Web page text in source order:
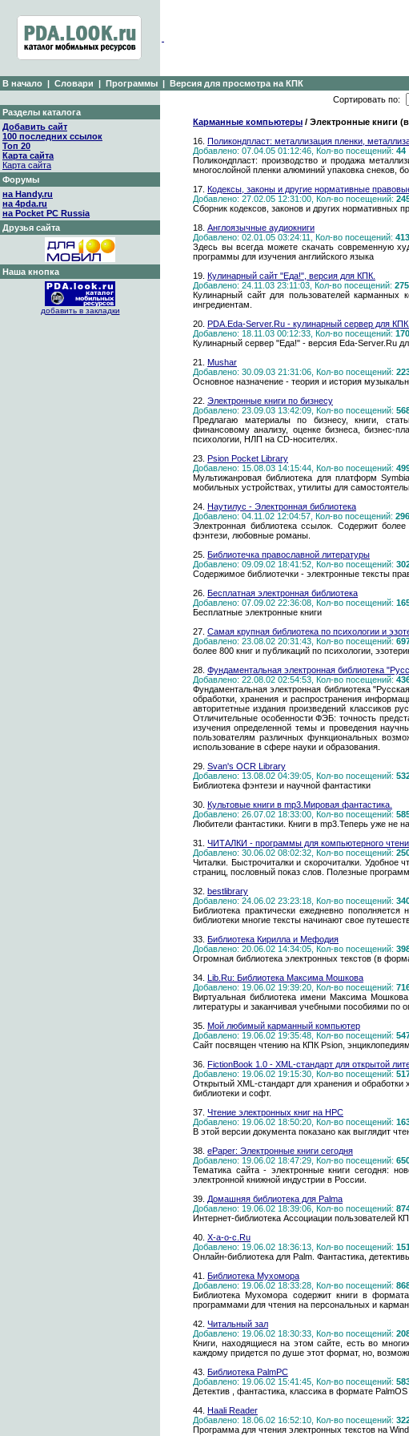
В начало | Словари | Программы | Версия для просмотра на КПК
Разделы каталога
Добавить сайт
100 последних ссылок
Топ 20
Карта сайта
Карта сайта
Форумы
на Handy.ru
на 4pda.ru
на Pocket PC Russia
Друзья сайта
Наша кнопка
добавить в закладки
Сортировать по:
Карманные компьютеры / Электронные книги
16. Поликондпласт: металлизация пленки,
Добавлено: 07.04.05 01:12:46, Кол-во посещений: 44
Поликондпласт: производство и продажа
многослойной пленки алюминий упаковка снеков,
17. Кодексы, законы и другие нормативные
Добавлено: 27.02.05 12:31:00, Кол-во посещений:
Сборник кодексов, законов и других нормативных
18. Англоязычные аудиокниги
Добавлено: 02.01.05 03:24:11, Кол-во посещений: 413
Здесь вы всегда можете скачать современную
программы для изучения английского языка
19. Кулинарный сайт "Еда!", версия для КПК.
Добавлено: 24.11.03 23:11:03, Кол-во посещений: 275
Кулинарный сайт для пользователей
ингредиентам.
20. PDA.Eda-Server.Ru - кулинарный сервер для КПК.
Добавлено: 18.11.03 00:12:33, Кол-во посещений: 170
Кулинарный сервер "Еда!" - версия Eda-Server.Ru
21. Mushar
Добавлено: 30.09.03 21:31:06, Кол-во посещений:
Основное назначение - теория и история
22. Электронные книги по бизнесу
Добавлено: 23.09.03 13:42:09, Кол-во посещений:
Предлагаю материалы по бизнесу, книги,
финансовому анализу, оценке бизнеса, бизнес-
психологии, НЛП на CD-носителях.
23. Psion Pocket Library
Добавлено: 15.08.03 14:15:44, Кол-во посещений:
Мультижанровая библиотека для платформ
мобильных устройствах, утилиты для
24. Наутилус - Электронная библиотека
Добавлено: 04.11.02 12:04:57, Кол-во посещений:
Электронная библиотека ссылок. Содержит
фэнтези, любовные романы.
25. Библиотечка православной литературы
Добавлено: 09.09.02 18:41:52, Кол-во посещений:
Содержимое библиотечки - электронные тексты
26. Бесплатная электронная библиотека
Добавлено: 07.09.02 22:36:08, Кол-во посещений:
Бесплатные электронные книги
27. Самая крупная библиотека по психологии и
Добавлено: 23.08.02 20:31:43, Кол-во посещений:
более 800 книг и публикаций по психологии,
28. Фундаментальная электронная библиотека
Добавлено: 22.08.02 02:54:53, Кол-во посещений:
Фундаментальная электронная библиотека
обработки, хранения и распространения
авторитетные издания произведений классиков
Отличительные особенности ФЭБ: точность
изучения определенной темы и проведения
пользователям различных функциональных
использование в сфере науки и образования.
29. Svan's OCR Library
Добавлено: 13.08.02 04:39:05, Кол-во посещений:
Библиотека фэнтези и научной фантастики
30. Культовые книги в mp3.Мировая фантастика.
Добавлено: 26.07.02 18:33:00, Кол-во посещений:
Любители фантастики. Книги в mp3.Теперь уже не
31. ЧИТАЛКИ - программы для компьютерного
Добавлено: 30.06.02 08:02:32, Кол-во посещений:
Читалки. Быстрочиталки и скорочиталки. Удобное
страниц, пословный показ слов. Полезные
32. bestlibrary
Добавлено: 24.06.02 23:23:18, Кол-во посещений:
Библиотека практически ежедневно
библиотеки многие тексты начинают свое
33. Библиотека Кирилла и Мефодия
Добавлено: 20.06.02 14:34:05, Кол-во посещений:
Огромная библиотека электронных текстов (в
34. Lib.Ru: Библиотека Максима Мошкова
Добавлено: 19.06.02 19:39:20, Кол-во посещений:
Виртуальная библиотека имени Максима
литературы и заканчивая учебными пособиями по
35. Мой любимый карманный компьютер
Добавлено: 19.06.02 19:35:48, Кол-во посещений:
Сайт посвящен чтению на КПК Psion,
36. FictionBook 1.0 - XML-стандарт для открытой
Добавлено: 19.06.02 19:15:30, Кол-во посещений:
Открытый XML-стандарт для хранения и
библиотеки и софт.
37. Чтение электронных книг на HPC
Добавлено: 19.06.02 18:50:20, Кол-во посещений:
В этой версии документа показано как выглядит
38. ePaper: Электронные книги сегодня
Добавлено: 19.06.02 18:47:29, Кол-во посещений:
Тематика сайта - электронные книги сегодня:
электронной книжной индустрии в России.
39. Домашняя библиотека для Palma
Добавлено: 19.06.02 18:39:06, Кол-во посещений:
Интернет-библиотека Ассоциации пользователей
40. Х-a-o-c.Ru
Добавлено: 19.06.02 18:36:13, Кол-во посещений:
Онлайн-библиотека для Palm. Фантастика,
41. Библиотека Мухомора
Добавлено: 19.06.02 18:33:28, Кол-во посещений:
Библиотека Мухомора содержит книги в
программами для чтения на персональных и
42. Читальный зал
Добавлено: 19.06.02 18:30:33, Кол-во посещений:
Книги, находящиеся на этом сайте, есть во
каждому придется по душе этот формат, но,
43. Библиотека PalmPC
Добавлено: 19.06.02 15:41:45, Кол-во посещений:
Детектив , фантастика, классика в формате
44. Haali Reader
Добавлено: 18.06.02 16:52:10, Кол-во посещений:
Программа для чтения электронных текстов на